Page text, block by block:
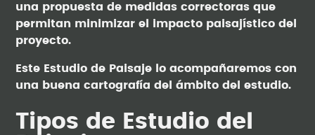
una propuesta de medidas correctoras que
permitan minimizar el impacto paisajístico del
proyecto.
Este Estudio de Paisaje lo acompañaremos con
una buena cartografía del ámbito del estudio.
Tipos de Estudio del